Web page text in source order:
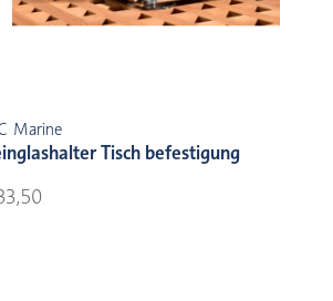
Marine
Tisch befestigung